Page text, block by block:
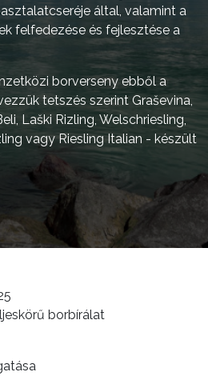
által, valamint a
felfedezése és fejlesztése a
borverseny ebből a
tetszés szerint Graševina,
Laški Rizling, Welschriesling,
vagy Riesling Italian - készült
borbírálat